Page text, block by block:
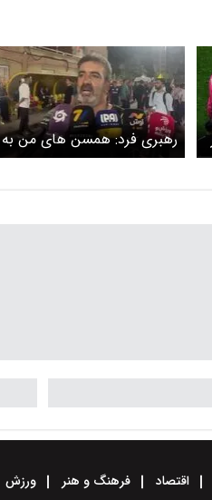
رهبری فرد: همسن های من به
تیم ملی دعوت شدند
اقتصاد فرهنگ و هنر ورزش